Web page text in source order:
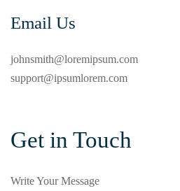
Email Us
johnsmith@loremipsum.com
support@ipsumlorem.com
Get in Touch
Write Your Message